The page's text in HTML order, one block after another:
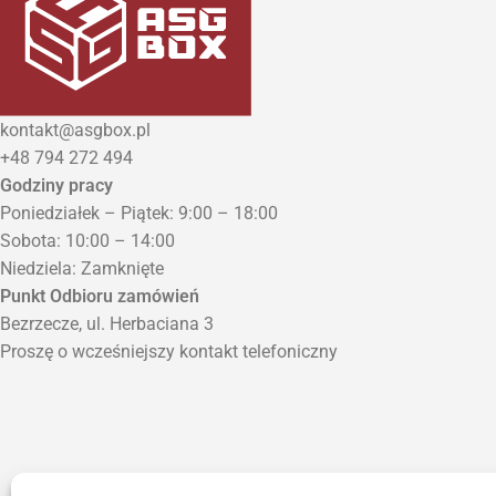
kontakt@asgbox.pl
+48 794 272 494
Godziny pracy
Poniedziałek – Piątek: 9:00 – 18:00
Sobota: 10:00 – 14:00
Niedziela: Zamknięte
Punkt Odbioru zamówień
Bezrzecze, ul. Herbaciana 3
Proszę o wcześniejszy kontakt telefoniczny